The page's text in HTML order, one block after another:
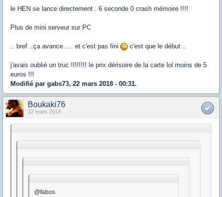
le HEN se lance directement . 6 seconde 0 crash mémoire !!!!
Plus de mini serveur sur PC
.. bref ..ça avance .... et c'est pas fini c'est que le début ..
j'avais oublié un truc !!!!!!!! le prix dérisoire de la carte lol moins de 5
euros !!!
Modifié par gabs73, 22 mars 2018 - 00:31.
Boukaki76
22 mars 2018
@fabos